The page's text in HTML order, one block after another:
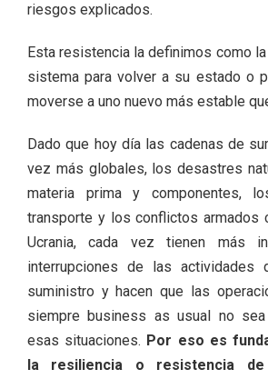
riesgos explicados.
Esta resistencia la definimos como
sistema para volver a su estado o
moverse a uno nuevo más estable
Dado que hoy día las cadenas de
vez más globales, los desastres
materia prima y componentes,
transporte y los conflictos armados
Ucrania, cada vez tienen más
interrupciones de las actividades
suministro y hacen que las
siempre business as usual no
esas situaciones. Por eso es
la resiliencia o resistencia